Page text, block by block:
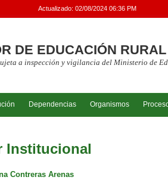
Actualizado: 02/08/2024 06:36 PM
DE EDUCACIÓN
a inspección y vigilancia del Ministerio de
Dependencias Organismos
Institucional
Contreras Arenas